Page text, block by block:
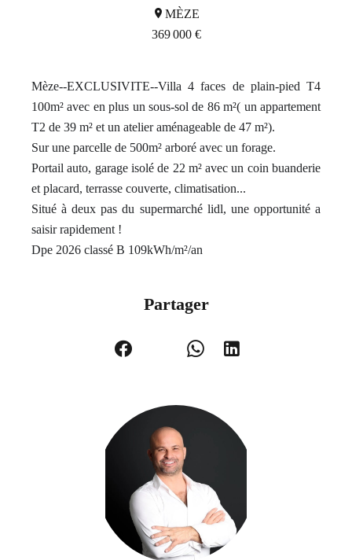
MÈZE
369 000 €
Mèze--EXCLUSIVITE--Villa 4 faces de plain-pied T4
100m² avec en plus un sous-sol de 86 m²( un appartement
T2 de 39 m² et un atelier aménageable de 47 m²).
Sur une parcelle de 500m² arboré avec un forage.
Portail auto, garage isolé de 22 m² avec un coin buanderie
et placard, terrasse couverte, climatisation...
Situé à deux pas du supermarché lidl, une opportunité a
saisir rapidement !
Dpe 2026 classé B 109kWh/m²/an
Partager